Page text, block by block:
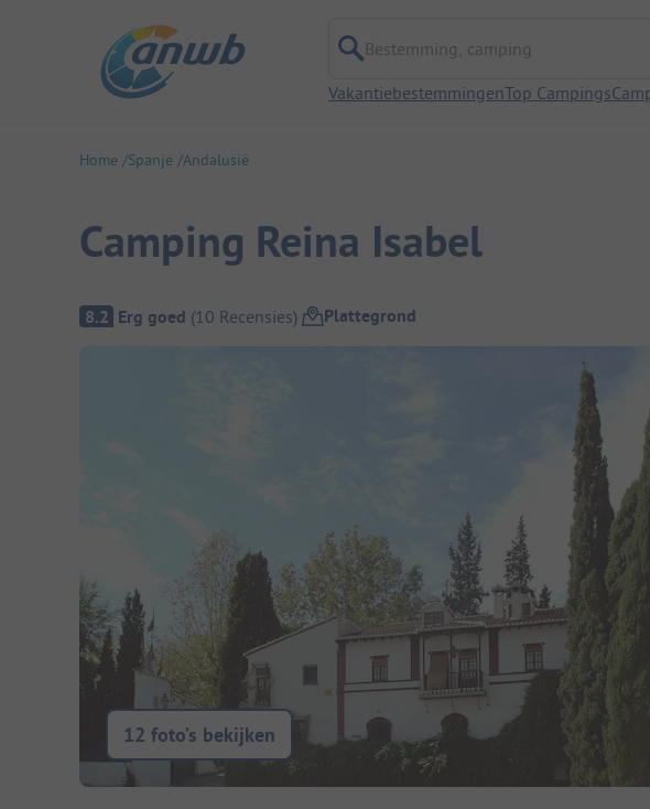
Bestemming, camping
VakantiebestemmingenTop Campings
Home Spanje Andalusië
Camping Reina Isabel
Camping overzicht
8.2 Erg goed (10 Recensies) Plattegrond
12 foto’s bekijken